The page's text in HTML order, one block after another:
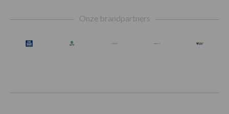
Onze brandpartners